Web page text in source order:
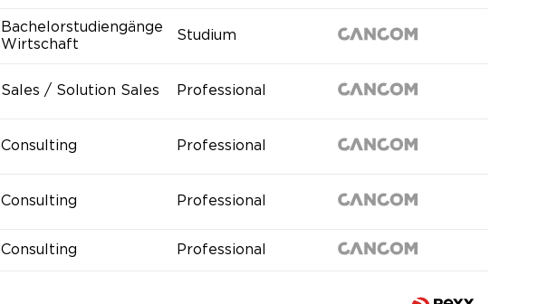
Bachelorstudiengänge
Wirtschaft
Studium
Sales / Solution Sales Professional
Consulting Professional
Consulting Professional
Consulting Professional